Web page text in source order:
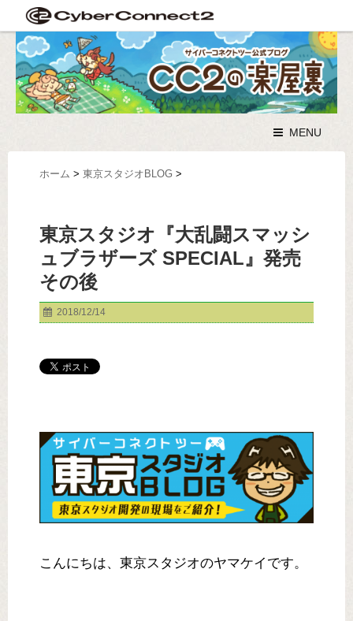
MENU
ホーム > 東京スタジオBLOG >
東京スタジオ『大乱闘スマッシ
ュブラザーズ SPECIAL』発売
その後
2018/12/14
こんにちは、東京スタジオのヤマケイです。